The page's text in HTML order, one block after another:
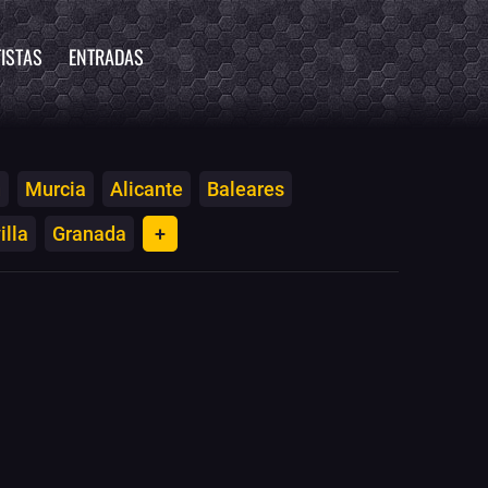
ENTRADAS
Murcia Alicante
Baleares
Granada +